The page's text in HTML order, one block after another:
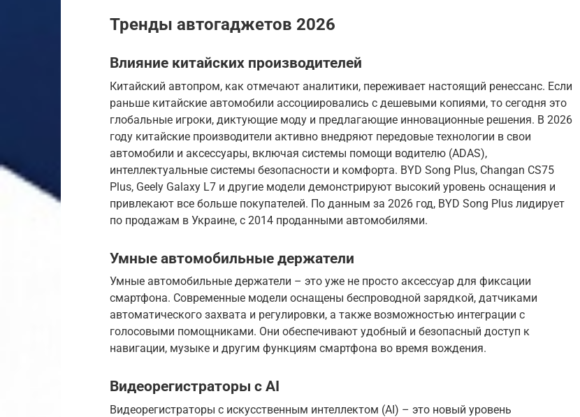
Тренды автогаджетов 2026
Влияние китайских производителей
Китайский автопром, как отмечают аналитики, переживает настоящий ренессанс. Если
раньше китайские автомобили ассоциировались с дешевыми копиями, то сегодня это
глобальные игроки, диктующие моду и предлагающие инновационные решения. В 2026
году китайские производители активно внедряют передовые технологии в свои
автомобили и аксессуары, включая системы помощи водителю (ADAS),
интеллектуальные системы безопасности и комфорта. BYD Song Plus, Changan CS75
Plus, Geely Galaxy L7 и другие модели демонстрируют высокий уровень оснащения и
привлекают все больше покупателей. По данным за 2026 год, BYD Song Plus лидирует
по продажам в Украине, с 2014 проданными автомобилями.
Умные автомобильные держатели
Умные автомобильные держатели – это уже не просто аксессуар для фиксации
смартфона. Современные модели оснащены беспроводной зарядкой, датчиками
автоматического захвата и регулировки, а также возможностью интеграции с
голосовыми помощниками. Они обеспечивают удобный и безопасный доступ к
навигации, музыке и другим функциям смартфона во время вождения.
Видеорегистраторы с AI
Видеорегистраторы с искусственным интеллектом (AI) – это новый уровень